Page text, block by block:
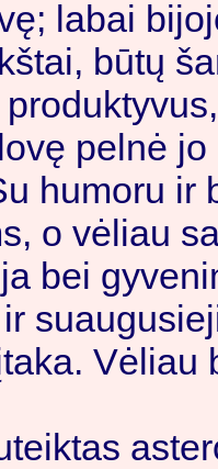
labai
būtų
pelnė jo
humoru ir
o vėliau
bei
Vėliau